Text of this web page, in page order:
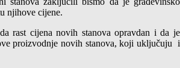
njihove cijene.
rast cijena novih stanova opravdan i da je
proizvodnje novih stanova, koji uključuju i